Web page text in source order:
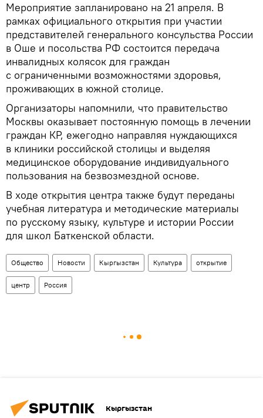
Мероприятие запланировано на 21 апреля. В
рамках официального открытия при участии
представителей генерального консульства России
в Оше и посольства РФ состоится передача
инвалидных колясок для граждан
с ограниченными возможностями здоровья,
проживающих в южной столице.
Организаторы напомнили, что правительство
Москвы оказывает постоянную помощь в лечении
граждан КР, ежегодно направляя нуждающихся
в клиники российской столицы и выделяя
медицинское оборудование индивидуального
пользования на безвозмездной основе.
В ходе открытия центра также будут переданы
учебная литература и методические материалы
по русскому языку, культуре и истории России
для школ Баткенской области.
Общество Новости Кыргызстан Культура открытие
центр Россия
Кыргызстан